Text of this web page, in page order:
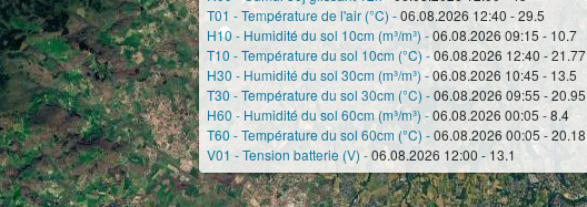
T01 - Température de l'air (°C) -06.08.2026 12:40 - 29.5
H10 - Humidité du sol 10cm (m³/m³) -06.08.2026 09:15 - 10.7
T10 - Température du sol 10cm (°C) -06.08.2026 12:40 - 21.77
H30 - Humidité du sol 30cm (m³/m³) -06.08.2026 10:45 - 13.5
T30 - Température du sol 30cm (°C) -06.08.2026 09:55 - 20.95
H60 - Humidité du sol 60cm (m³/m³) -06.08.2026 00:05 - 8.4
T60 - Température du sol 60cm (°C) -06.08.2026 00:05 - 20.18
V01 - Tension batterie (V) -06.08.2026 12:00 - 13.1